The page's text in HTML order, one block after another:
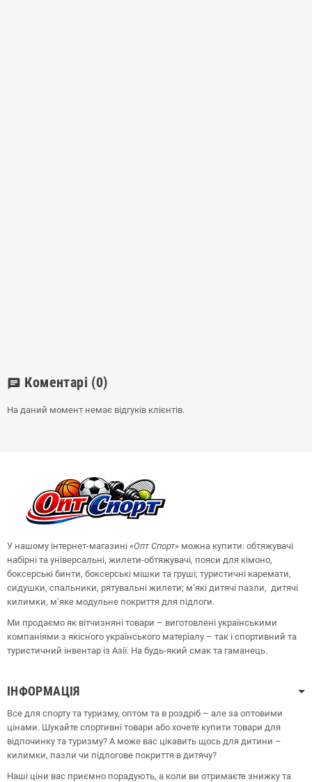
chat Коментарі (0)
На даний момент немає відгуків клієнтів.
У нашому інтернет-магазині «ОптСпорт» можна купити: обтяжувачі
набірні та універсальні, жилети-обтяжувачі, пояси для кімоно,
боксерські бинти, боксерські мішки та груші; туристичні каремати,
сидушки, спальники, рятувальні жилети; м’які дитячі пазли, дитячі
килимки, м’яке модульне покриття для підлоги.
Ми продаємо як вітчизняні товари – виготовлені українськими
компаніями з якісного українського матеріалу – так і спортивний та
туристичний інвентар із Азії. На будь-який смак та гаманець.
ІНФОРМАЦІЯ
Все для спорту та туризму, оптом та в роздріб – але за оптовими
цінами. Шукайте спортивні товари або хочете купити товари для
відпочинку та туризму? А може вас цікавить щось для дитини –
килимки, пазли чи підлогове покриття в дитячу?
Наші ціни вас приємно порадують, а коли ви отримаєте знижку та